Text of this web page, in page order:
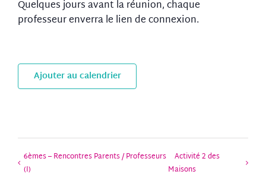
Quelques jours avant la réunion, chaque
professeur enverra le lien de connexion.
Ajouter au calendrier
6èmes – Rencontres Parents / Professeurs
(I)
Activité 2 des
Maisons